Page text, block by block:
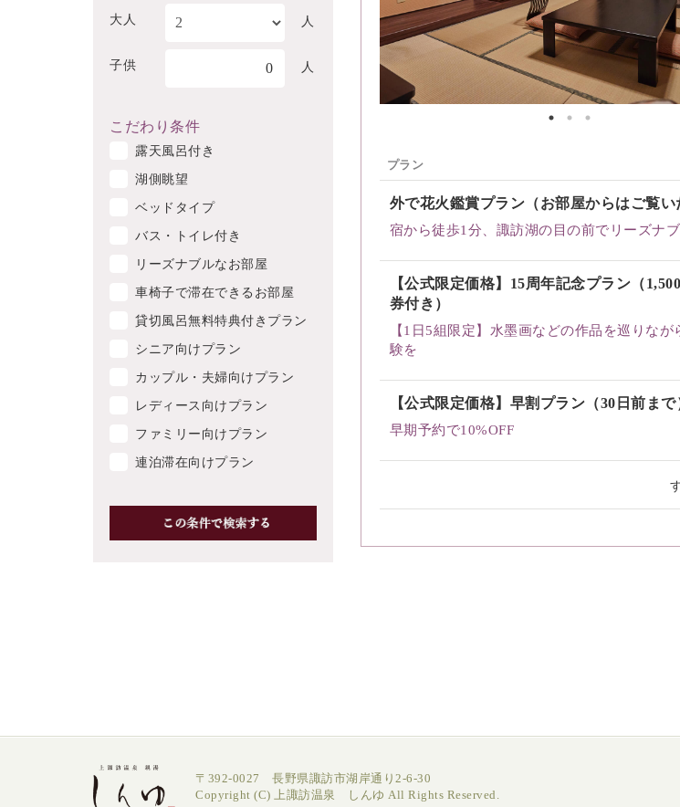
大人 人
子供 0 人
こだわり条件
露天風呂付き
湖側眺望
ベッドタイプ
バス・トイレ付き
リーズナブルなお部屋
車椅子で滞在できるお部屋
貸切風呂無料特典付きプラン
シニア向けプラン
カップル・夫婦向けプラン
レディース向けプラン
ファミリー向けプラン
連泊滞在向けプラン
プラン
外で花火鑑賞プラン（お部屋からはご覧い
宿から徒歩1分、諏訪湖の目の前でリーズナ
【公式限定価格】15周年記念プラン（
券付き）
【1日5組限定】水墨画などの作品を巡りなが
験を
【公式限定価格】早割プラン（30日前まで
早期予約で10%OFF
〒392-0027 長野県諏訪市湖岸通り2-6-30
Copyright (C) 上諏訪温泉 しんゆ All Rights Reserved.